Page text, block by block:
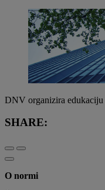
DNV organizira edukaciju
SHARE:
O normi